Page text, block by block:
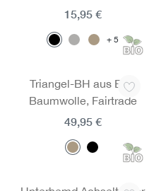
5
15,95 €
Triangel-BH aus Bio-
Baumwolle, Fairtrade
49,95 €